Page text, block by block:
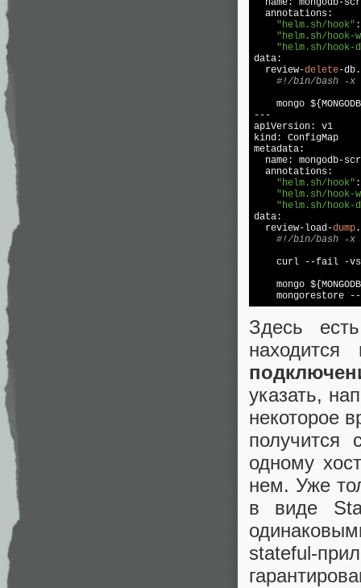
name: mongodb-
  annotations:
"helm.sh/hook"
"helm.sh/hook-
"helm.sh/
data:
  review-
delete-
#!/bin/bash -x
mongo
---
apiVersion: v1
kind: ConfigMap
metadata:
name: mongodb-
  annotations:
"helm.sh/hook"
"helm.sh/hook-
"helm.sh/
data:
  review-load-
dump
#!/bin/bash -x
curl --fail -
mongo
mongorestore
Здесь
указать,
некоторое
получится
одному
нем. Уже
в виде
stateful-